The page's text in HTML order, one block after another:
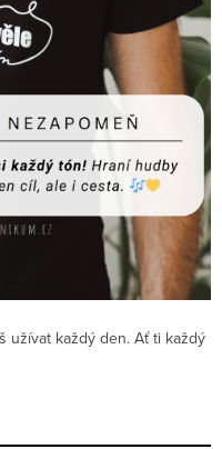
užívat každý den. Ať ti každý